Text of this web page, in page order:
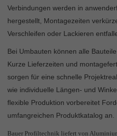
Verbindungen werden in
hergestellt, Montagezeiten
Verschleifen oder Lackieren
Bei Umbauten können alle
Kurze Lieferzeiten und
sorgen für eine schnelle
wie individuelle Längen- und
flexible Produktion vorbereitet
umfangreichen Produktkatalog an.
Bauer Profiltechnik liefert von